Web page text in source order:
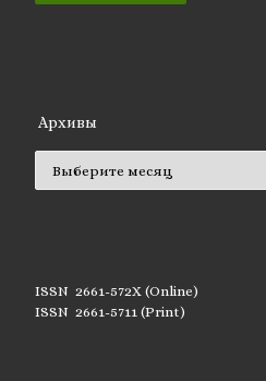
Архивы
ISSN 2661-572X (Online)
ISSN 2661-5711 (Print)